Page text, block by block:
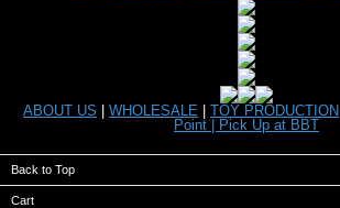
ABOUT US | WHOLESALE | TOY PRODUCTION
Point | Pick Up at BBT
Back to Top
Cart